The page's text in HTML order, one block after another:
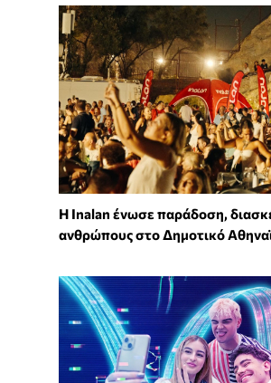
Η Inalan ένωσε παράδοση,
ανθρώπους στο Δημοτικό